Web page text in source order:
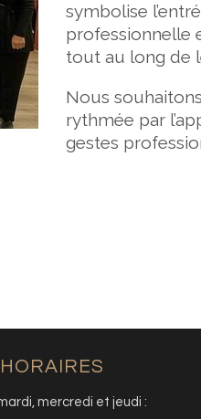
symbolise
professionnelle
tout au long de
Nous
rythmée par
gestes
HORAIRES
mercredi et jeudi :